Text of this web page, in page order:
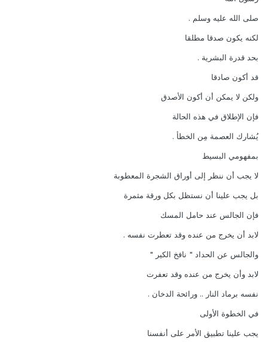
صلى الله عليه وسلم .
لكنه يكون صدقا مطلقا
بحد قدرة البشرية .
قد أكون صادقا
ولكن لا يمكن أن أكون الأصدق
فإن الإطلاق في هذه الحالة
يُشارك العصمة مِن الخطأ .
بمفهومي البسيط
لا يجب أن ننظر إلى أوراق الشجرة المعطوبة
بل يجب علينا أن نستظل بكل ورقة مثمرة
فإن الجالس عند حامل المسك
لابد أن يخرج من عنده وقد تعطرت نفسه .
والجالس عن الحداد " نافخ الكير "
لابد وأن يخرج من عنده وقد تعفرت
نفسه برماد النار .. ورائحة الدخان .
في الخطوة الأولى
يجب علينا تطبيق الأمر على أنفسنا